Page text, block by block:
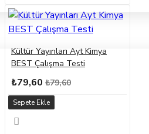
Kültür Yayınları Ayt Kimya
BEST Çalışma Testi
₺79,60 ₺79,60
Sepete Ekle